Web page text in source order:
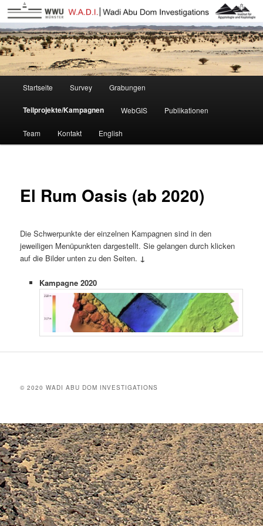
W.A.D.I.-DE
Wadi Abu Dom Itinerary
Zum
Inhalt
wechseln
Startseite Survey Grabungen
Teilprojekte/Kampagnen WebGIS Publikationen
Team Kontakt English
El Rum Oasis (ab 2020)
Die Schwerpunkte der einzelnen Kampagnen sind in den
jeweiligen Menüpunkten dargestellt. Sie gelangen durch klicken
auf die Bilder unten zu den Seiten. ↓
Kampagne 2020
© 2020 WADI ABU DOM INVESTIGATIONS